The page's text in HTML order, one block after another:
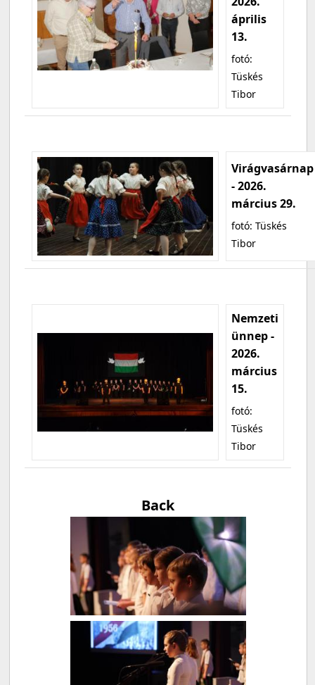
április
13.
fotó:
Tüskés
Tibor
Virágvasárnap
- 2026.
március 29.
fotó: Tüskés
Tibor
Nemzeti
ünnep -
2026.
március
15.
fotó:
Tüskés
Tibor
Back